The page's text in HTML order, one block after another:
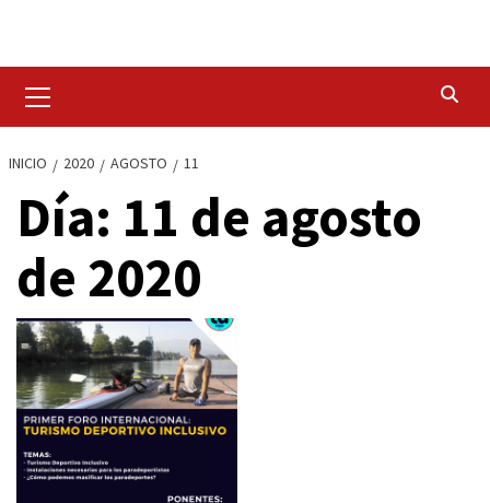
contenido
primario
INICIO 2020 AGOSTO 11
Día: 11 de agosto
de 2020